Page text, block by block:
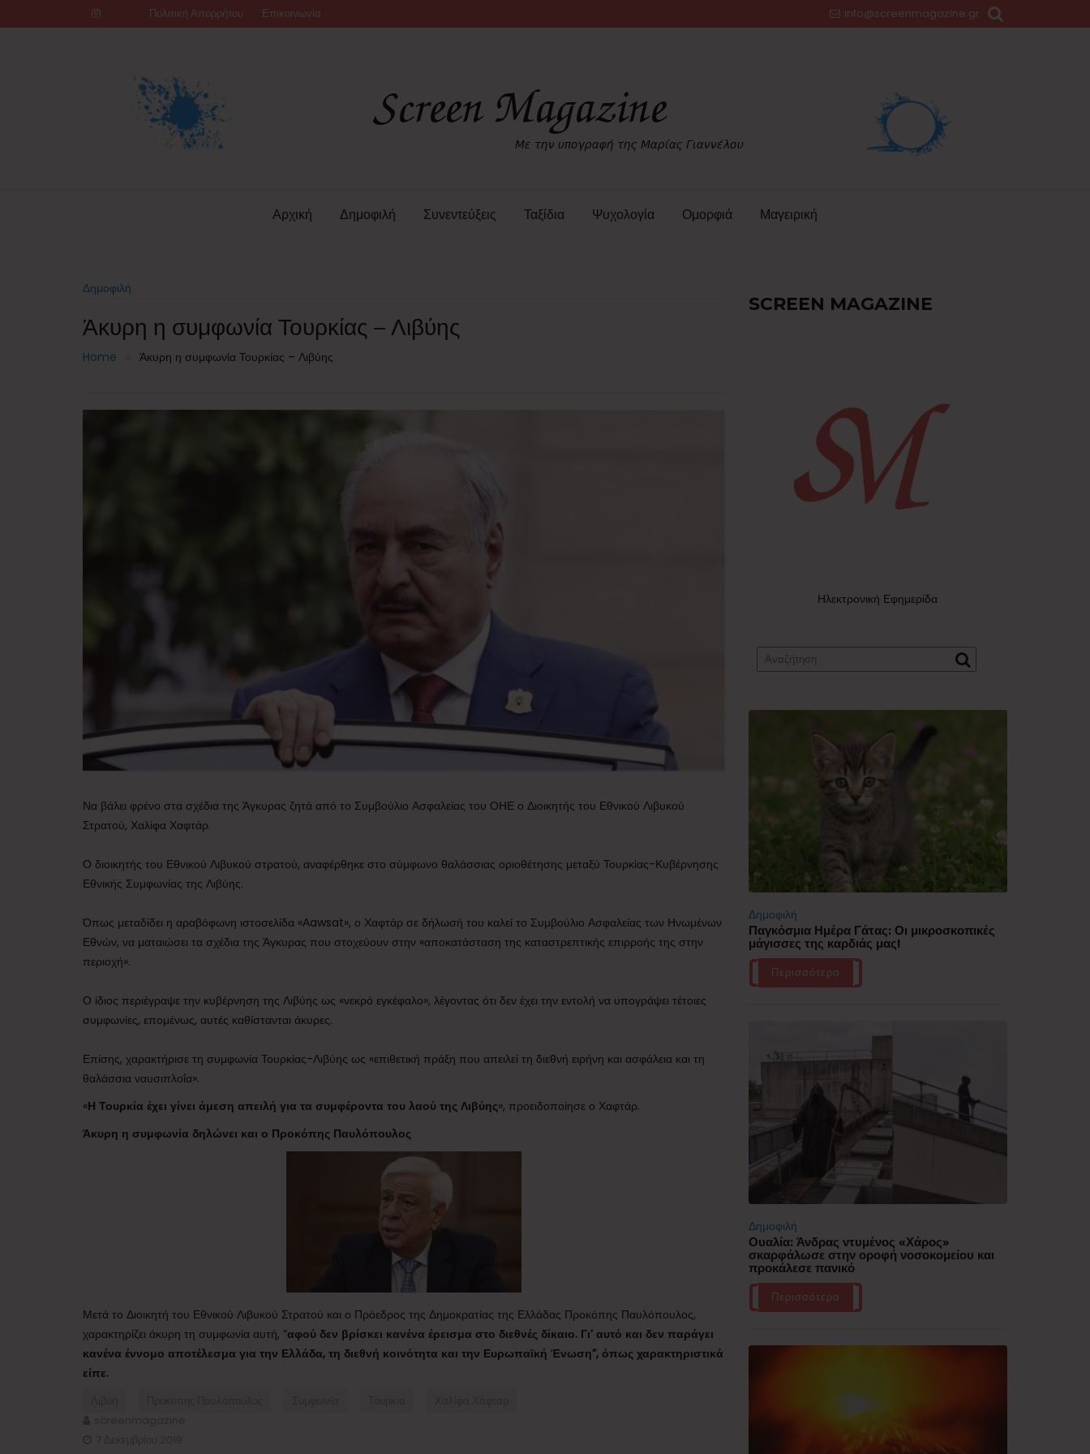
to
Πολιτική Απορρήτου Επικοινωνία info@screenmagazine.gr
Αρχική Δημοφιλή Συνεντεύξεις Ταξίδια Ψυχολογία Ομορφιά Μαγειρική
Δημοφιλή
Άκυρη η συμφωνία Τουρκίας – Λιβύης
Home Άκυρη η συμφωνία Τουρκίας – Λιβύης
Να βάλει φρένο στα σχέδια της Άγκυρας ζητά από το Συμβούλιο Ασφαλείας του ΟΗΕ ο Διοικητής του Εθνικού Λιβυκού
Στρατού, Χαλίφα Χαφτάρ.
Ο διοικητής του Εθνικού Λιβυκού στρατού, αναφέρθηκε στο σύμφωνο θαλάσσιας οριοθέτησης μεταξύ Τουρκίας-Κυβέρνησης
Εθνικής Συμφωνίας της Λιβύης.
Όπως μεταδίδει η αραβόφωνη ιστοσελίδα «Αawsat», ο Χαφτάρ σε δήλωσή του καλεί το Συμβούλιο Ασφαλείας των Ηνωμένων
Εθνών, να ματαιώσει τα σχέδια της Άγκυρας που στοχεύουν στην «αποκατάσταση της καταστρεπτικής επιρροής της στην
περιοχή».
Ο ίδιος περιέγραψε την κυβέρνηση της Λιβύης ως «νεκρό εγκέφαλο», λέγοντας ότι δεν έχει την εντολή να υπογράψει τέτοιες
συμφωνίες, επομένως, αυτές καθίστανται άκυρες.
Επίσης, χαρακτήρισε τη συμφωνία Τουρκίας-Λιβύης ως «επιθετική πράξη που απειλεί τη διεθνή ειρήνη και ασφάλεια και τη
θαλάσσια ναυσιπλοΐα».
«Η Τουρκία έχει γίνει άμεση απειλή για τα συμφέροντα του λαού της Λιβύης», προειδοποίησε ο Χαφτάρ.
Άκυρη η συμφωνία δηλώνει και ο Προκόπης Παυλόπουλος
Μετά το Διοικητή του Εθνικού Λιβυκού Στρατού και ο Πρόεδρος της Δημοκρατίας της Ελλάδας Προκόπης Παυλόπουλος,
χαρακτηρίζει άκυρη τη συμφωνία αυτή, “αφού δεν βρίσκει κανένα έρεισμα στο διεθνές δίκαιο. Γι’ αυτό και δεν παράγει
κανένα έννομο αποτέλεσμα για την Ελλάδα, τη διεθνή κοινότητα και την Ευρωπαϊκή Ένωση”, όπως χαρακτηριστικά
είπε.
SCREEN MAGAZINE
Ηλεκτρονική Εφημερίδα
Δημοφιλή
Παγκόσμια Ημέρα Γάτας: Οι μικροσκοπικές
μάγισσες της καρδιάς μας!
Περισσότερα
Δημοφιλή
Ουαλία: Άνδρας ντυμένος «Χάρος»
σκαρφάλωσε στην οροφή νοσοκομείου και
προκάλεσε πανικό
Περισσότερα